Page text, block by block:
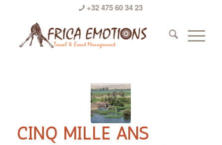
+32 475 60 34 23
CINQ MILLE ANS